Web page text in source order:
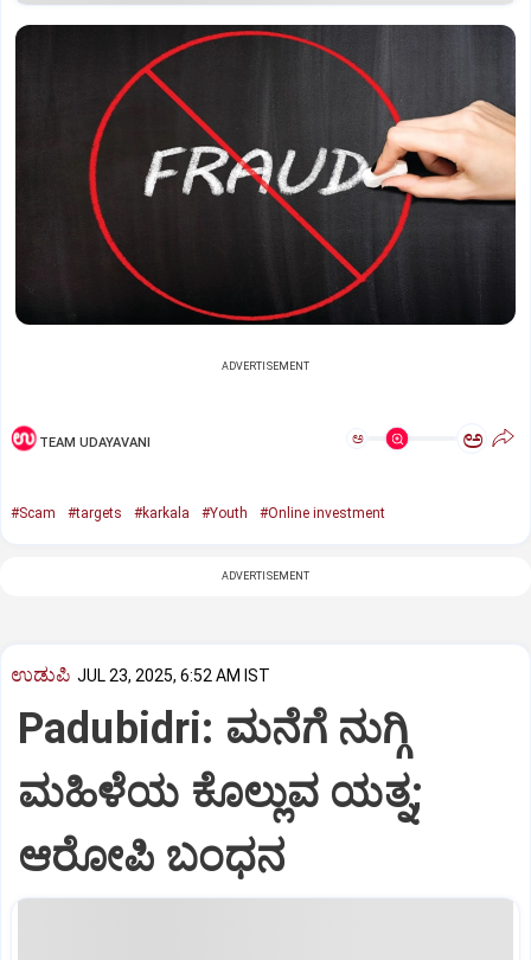
ADVERTISEMENT
TEAM UDAYAVANI ಅ ಅ
#Scam #targets #karkala #Youth #Online investment
ADVERTISEMENT
ಉಡುಪಿ JUL 23, 2025, 6:52 AM IST
Padubidri: ಮನೆಗೆ ನುಗ್ಗಿ
ಮಹಿಳೆಯ ಕೊಲ್ಲುವ ಯತ್ನ;
ಆರೋಪಿ ಬಂಧನ